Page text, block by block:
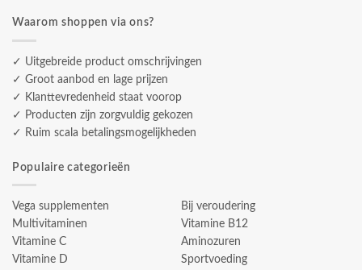
Waarom shoppen via ons?
✓ Uitgebreide product omschrijvingen
✓ Groot aanbod en lage prijzen
✓ Klanttevredenheid staat voorop
✓ Producten zijn zorgvuldig gekozen
✓ Ruim scala betalingsmogelijkheden
Populaire categorieën
Vega supplementen
Multivitaminen
Vitamine C
Vitamine D
Bij veroudering
Vitamine B12
Aminozuren
Sportvoeding